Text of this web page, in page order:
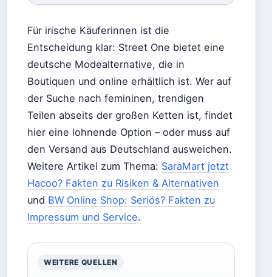
Für irische Käuferinnen ist die
Entscheidung klar: Street One bietet eine
deutsche Modealternative, die in
Boutiquen und online erhältlich ist. Wer auf
der Suche nach femininen, trendigen
Teilen abseits der großen Ketten ist, findet
hier eine lohnende Option – oder muss auf
den Versand aus Deutschland ausweichen.
Weitere Artikel zum Thema: SaraMart jetzt
Hacoo? Fakten zu Risiken & Alternativen
und BW Online Shop: Seriös? Fakten zu
Impressum und Service.
WEITERE QUELLEN